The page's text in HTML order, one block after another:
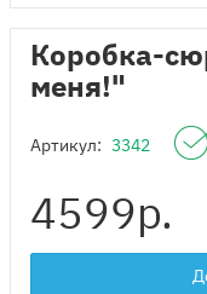
Коробка-
меня!"
Артикул: 3342
4599р.